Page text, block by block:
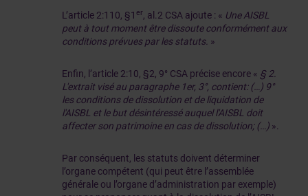
L’article 2:110, §1 er, al.2 CSA ajoute : « Une AISBL
peut à tout moment être dissoute conformément aux
conditions prévues par les statuts. »
Enfin, l’article 2:10, §2, 9° CSA précise encore « § 2.
L'extrait visé au paragraphe 1er, 3°, contient: (…) 9°
les conditions de dissolution et de liquidation de
l'AISBL et le but désintéressé auquel l'AISBL doit
affecter son patrimoine en cas de dissolution; (…) ».
Par conséquent, les statuts doivent déterminer
l’organe compétent (qui peut être l’assemblée
générale ou l’organe d’administration par exemple)